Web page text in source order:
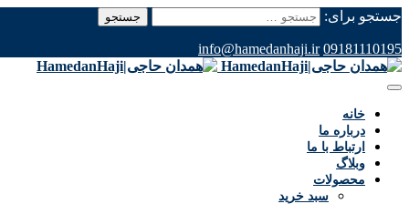
جستجو برای:
09181110195
info@hamedanhaji.ir
خانه
درباره ما
ارتباط با ما
وبلاگ
محصولات
سبد خرید